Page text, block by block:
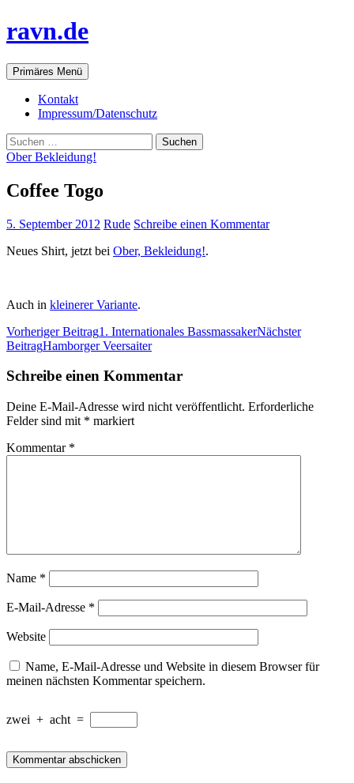
ravn.de
Suchen
Primäres Menü Springe
zum
Kontakt
Impressum/Datenschutz
Suchen
nach:
Ober Bekleidung!
Coffee Togo
5. September 2012 Rude Schreibe einen Kommentar
Neues Shirt, jetzt bei Ober, Bekleidung!.
Auch in kleinerer Variante.
Beitrags-
Navigation
Vorheriger Beitrag1. Internationales BassmassakerNächster
BeitragHamborger Veersaiter
Schreibe einen Kommentar
Deine E-Mail-Adresse wird nicht veröffentlicht. Erforderliche
Felder sind mit * markiert
Kommentar *
Name *
E-Mail-Adresse *
Website
Name, E-Mail-Adresse und Website in diesem Browser für
meinen nächsten Kommentar speichern.
zwei + acht =